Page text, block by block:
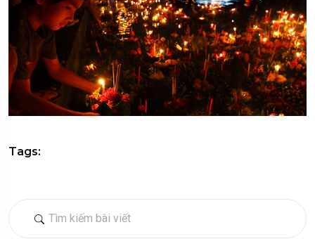
Tags: